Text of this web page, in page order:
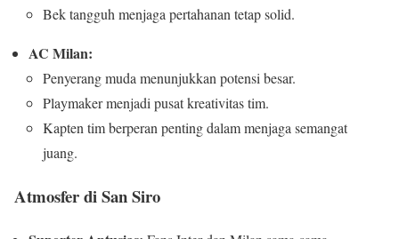
Bek tangguh menjaga pertahanan tetap solid.
AC Milan:
Penyerang muda menunjukkan potensi besar.
Playmaker menjadi pusat kreativitas tim.
Kapten tim berperan penting dalam menjaga semangat
juang.
Atmosfer di San Siro